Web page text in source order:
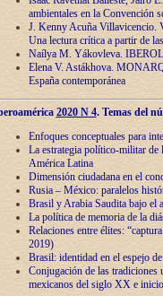
ambientales en la Convención
J. Kenny Acuña Villavicencio.
Una lectura crítica a partir de
Naílya M. Yákovleva.
Elena V. Astákhova.
España contemporánea
2020 N 4. Temas del
Enfoques conceptuales para
La estrategia político-militar de
América Latina
Dimensión ciudadana en el
Rusia – México: paralelos
Brasil y Arabia Saudita bajo el
La política de memoria de la
Relaciones entre élites:
2019)
Brasil: identidad en el espejo
Conjugación de las tradiciones
mexicanos del siglo XX e